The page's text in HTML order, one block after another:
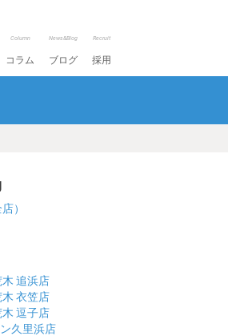
Column
コラム
News&Blog
ブログ
Recruit
採用
）
追浜店
衣笠店
逗子店
久里浜店